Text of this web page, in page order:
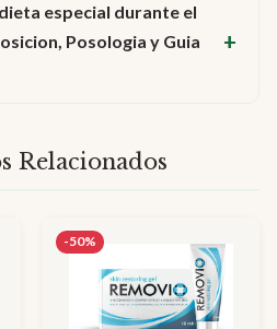
especial durante el
Posologia y Guia
Relacionados
-50%